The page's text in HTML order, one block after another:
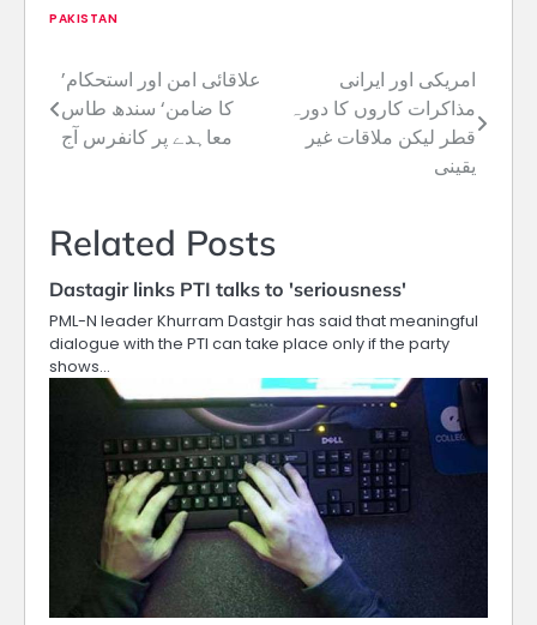
PAKISTAN
Post
navigation
’علاقائی امن اور استحکام
کا ضامن‘ سندھ طاس
معاہدے پر کانفرس آج
امریکی اور ایرانی
مذاکرات کاروں کا دورہ
قطر لیکن ملاقات غیر
یقینی
Related Posts
Dastagir links PTI talks to 'seriousness'
PML-N leader Khurram Dastgir has said that meaningful
dialogue with the PTI can take place only if the party
shows…